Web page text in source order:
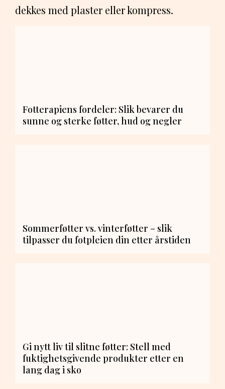
dekkes med plaster eller kompress.
Fotterapiens fordeler: Slik bevarer du
sunne og sterke føtter, hud og negler
Sommerføtter vs. vinterføtter – slik
tilpasser du fotpleien din etter årstiden
Gi nytt liv til slitne føtter: Stell med
fuktighetsgivende produkter etter en
lang dag i sko